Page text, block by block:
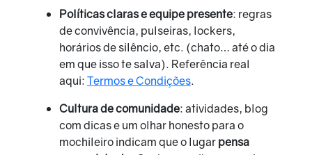
Políticas claras e equipe presente: regras
de convivência, pulseiras, lockers,
horários de silêncio, etc. (chato… até o dia
em que isso te salva). Referência real
aqui: Termos e Condições.
Cultura de comunidade: atividades, blog
com dicas e um olhar honesto para o
mochileiro indicam que o lugar pensa